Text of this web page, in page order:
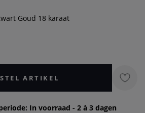
Goud 18 karaat
ARTIKEL
In voorraad - 2 à 3 dagen